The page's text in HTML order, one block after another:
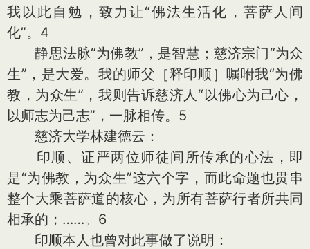
我以此自勉，致力让“佛法生活化，菩萨人间
化”。4
静思法脉“为佛教”，是智慧；慈济宗门“为众
生”，是大爱。我的师父［释印顺］嘱咐我“为佛
教，为众生”，我则告诉慈济人“以佛心为己心，
以师志为己志”，一脉相传。5
慈济大学林建德云：
印顺、证严两位师徒间所传承的心法，即
是“为佛教，为众生”这六个字，而此命题也贯串
整个大乘菩萨道的核心，为所有菩萨行者所共同
相承的；……。6
印顺本人也曾对此事做了说明：